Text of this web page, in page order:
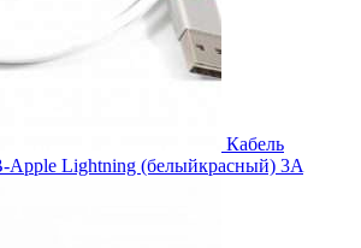
Кабель
Apple Lightning (белыйкрасный) 3A